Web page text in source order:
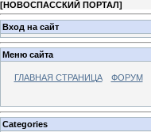
[НОВОСПАССКИЙ ПОРТАЛ]
Вход на сайт
Меню сайта
ГЛАВНАЯ СТРАНИЦА ФОРУМ
Categories